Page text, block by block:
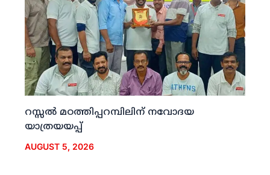
റസ്സല്‍ മഠത്തിപ്പറമ്പിലിന് നവോദയ
യാത്രയയപ്പ്
AUGUST 5, 2026